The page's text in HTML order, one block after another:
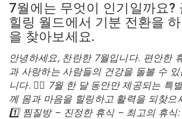
7월에는 무엇이 인기일까요?
힐링 월드에서 기분 전환을
을 찾아보세요.
안녕하세요, 찬란한 7월입니다. 편안한
과 사랑하는 사람들의 건강을 돌볼 수
니다. 💆‍♀️ 7월 한 달 동안만 제공되는 특
께 몸과 마음을 힐링하고 활력을 되찾으
1️⃣ 찜질방 – 진정한 휴식 – 최고의 휴식: